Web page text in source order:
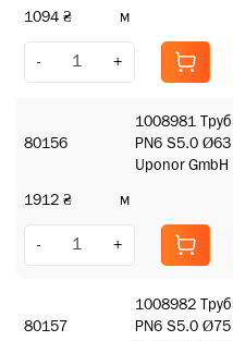
1094 ₴ м
- +
80156
1008981
PN6 S5.0
Uponor GmbH
1912 ₴ м
- +
80157
1008982
PN6 S5.0